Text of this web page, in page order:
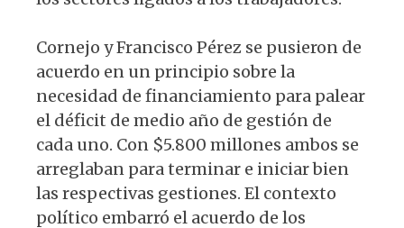
Cornejo y Francisco Pérez se pusieron de
acuerdo en un principio sobre la
necesidad de financiamiento para palear
el déficit de medio año de gestión de
cada uno. Con $5.800 millones ambos se
arreglaban para terminar e iniciar bien
las respectivas gestiones. El contexto
político embarró el acuerdo de los